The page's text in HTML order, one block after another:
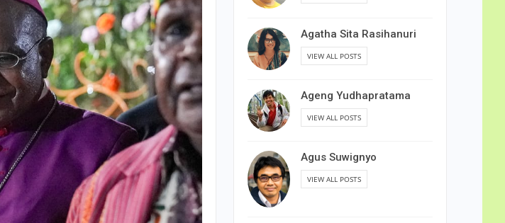
Agatha Sita Rasihanuri
VIEW ALL POSTS
Ageng Yudhapratama
VIEW ALL POSTS
Agus Suwignyo
VIEW ALL POSTS